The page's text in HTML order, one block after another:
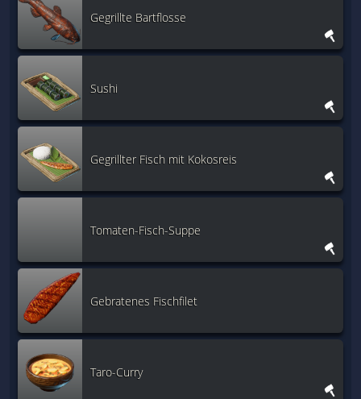
Gegrillte Bartflosse
Sushi
Gegrillter Fisch mit Kokosreis
Tomaten-Fisch-Suppe
Gebratenes Fischfilet
Taro-Curry